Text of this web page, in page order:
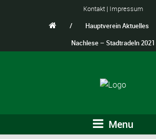
Kontakt| Impressum
/
Hauptverein Aktuelles
Nachlese – Stadtradeln 2021
Menu